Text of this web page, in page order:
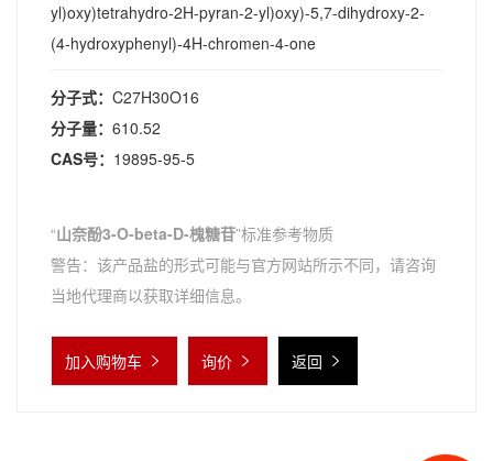
yl)oxy)tetrahydro-2H-pyran-2-yl)oxy)-5,7-dihydroxy-2-
(4-hydroxyphenyl)-4H-chromen-4-one
分子式： C27H30O16
分子量： 610.52
CAS号： 19895-95-5
“山奈酚3-O-beta-D-槐糖苷”标准参考物质
警告：该产品盐的形式可能与官方网站所示不同，请咨询
当地代理商以获取详细信息。
加入购物车 询价 返回